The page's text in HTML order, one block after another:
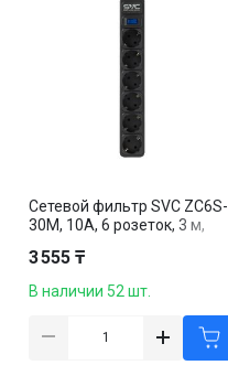
Сетевой фильтр SVC ZC6S-
30M, 10А, 6 розеток, 3 м,
3 555 ₸
В наличии 52 шт.